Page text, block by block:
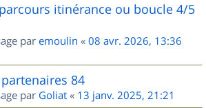
itinérance ou boucle 4/5
par emoulin « 08 avr. 2026, 13:36
84
par Goliat « 13 janv. 2025, 21:21